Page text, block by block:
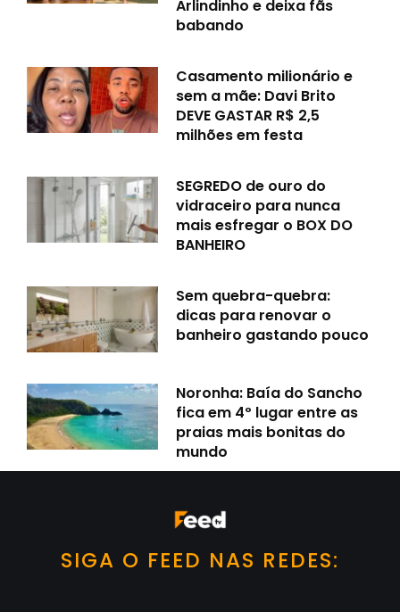
Arlindinho e deixa fãs
babando
Casamento milionário e
sem a mãe: Davi Brito
DEVE GASTAR R$ 2,5
milhões em festa
SEGREDO de ouro do
vidraceiro para nunca
mais esfregar o BOX DO
BANHEIRO
Sem quebra-quebra:
dicas para renovar o
banheiro gastando pouco
Noronha: Baía do Sancho
fica em 4º lugar entre as
praias mais bonitas do
mundo
SIGA O FEED NAS REDES: